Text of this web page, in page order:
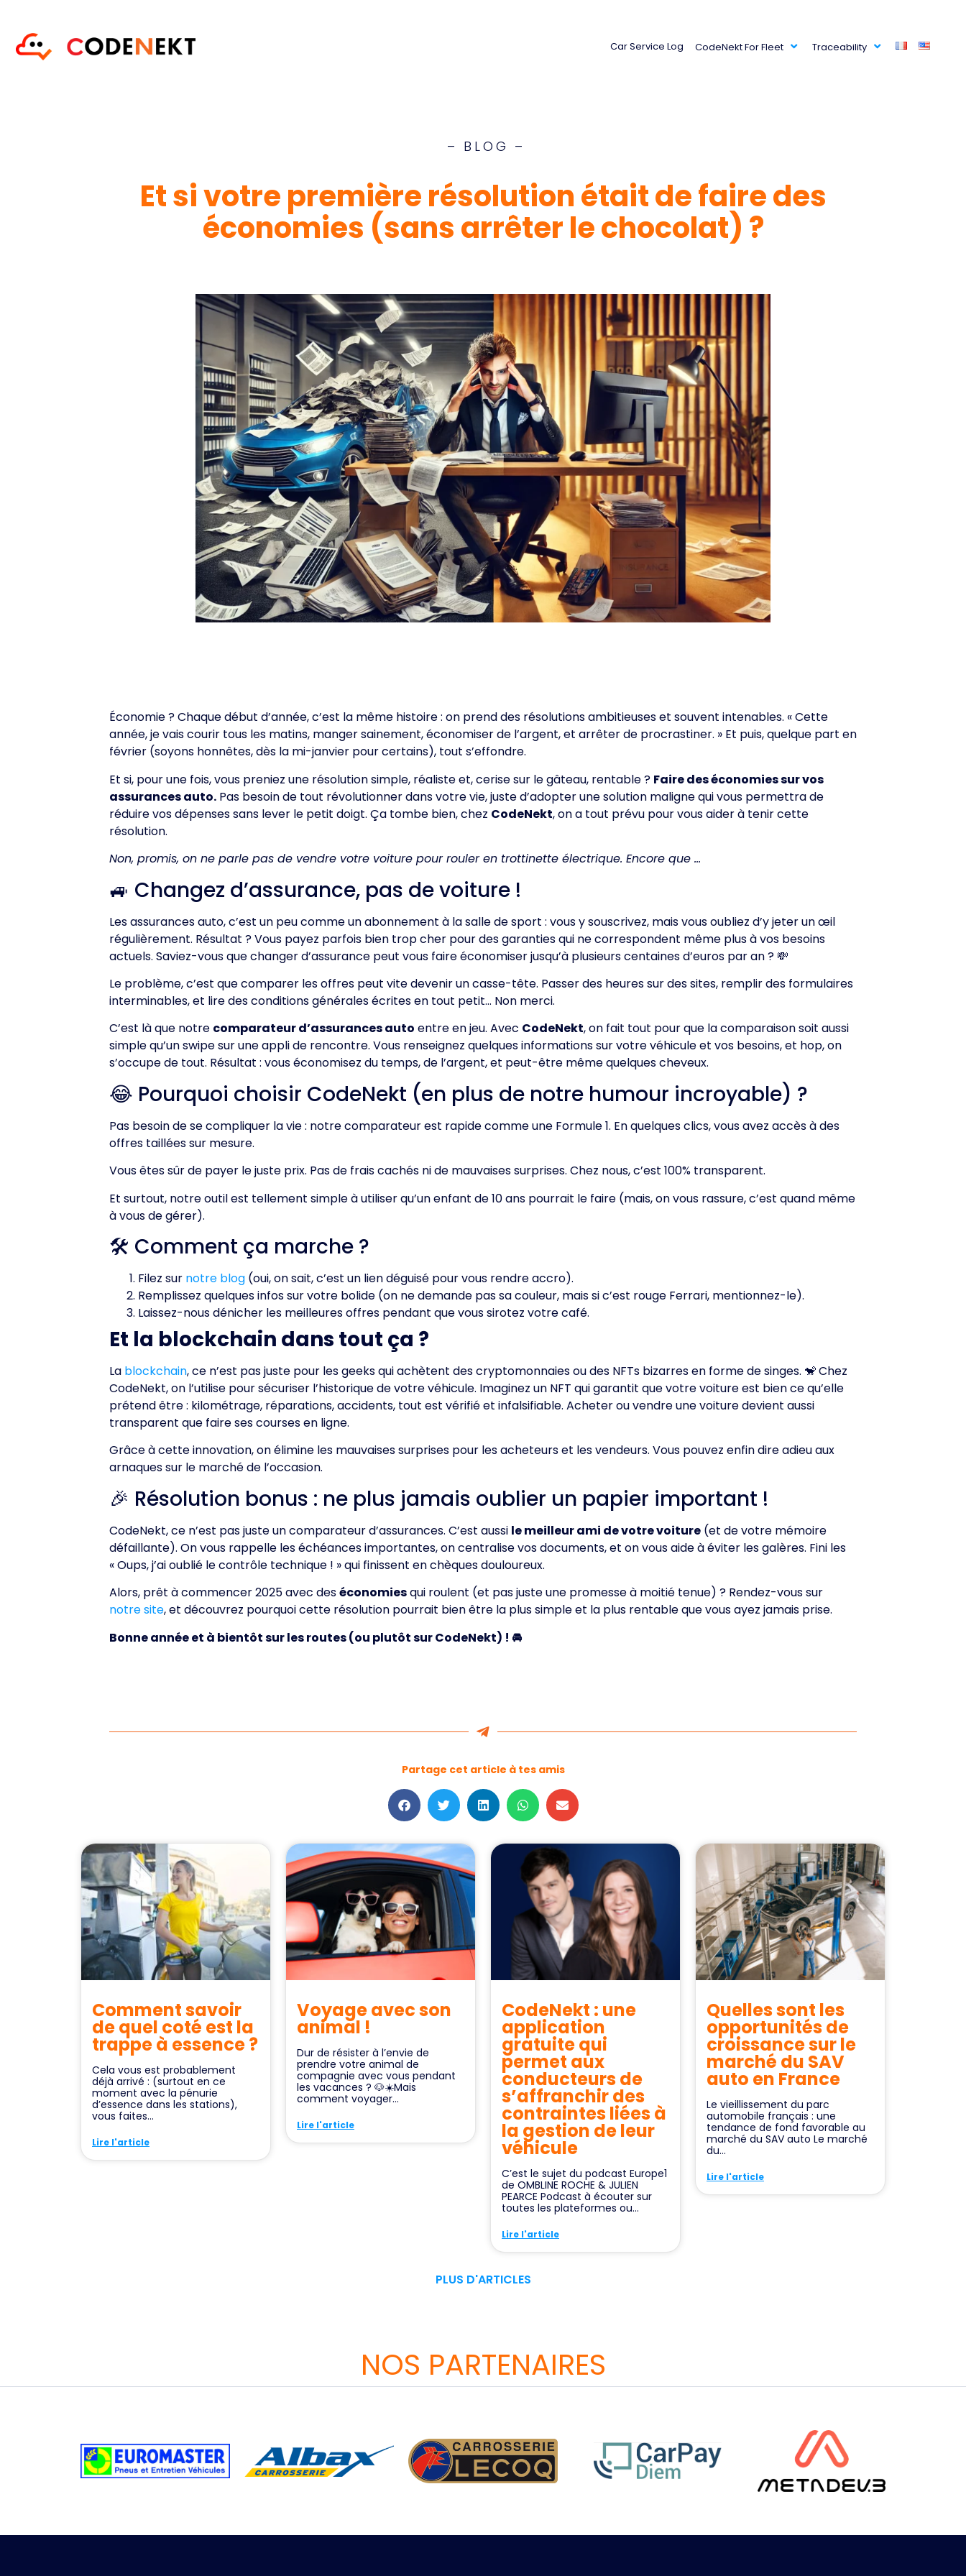
Car Service Log CodeNekt For Fleet Traceability
– BLOG –
Et si votre première résolution était de faire des
économies (sans arrêter le chocolat) ?
Économie ? Chaque début d’année, c’est la même histoire : on prend des résolutions ambitieuses et souvent intenables. « Cette
année, je vais courir tous les matins, manger sainement, économiser de l’argent, et arrêter de procrastiner. » Et puis, quelque part en
février (soyons honnêtes, dès la mi-janvier pour certains), tout s’effondre.
Et si, pour une fois, vous preniez une résolution simple, réaliste et, cerise sur le gâteau, rentable ? Faire des économies sur vos
assurances auto. Pas besoin de tout révolutionner dans votre vie, juste d’adopter une solution maligne qui vous permettra de
réduire vos dépenses sans lever le petit doigt. Ça tombe bien, chez CodeNekt, on a tout prévu pour vous aider à tenir cette
résolution.
Non, promis, on ne parle pas de vendre votre voiture pour rouler en trottinette électrique. Encore que …
🚙 Changez d’assurance, pas de voiture !
Les assurances auto, c’est un peu comme un abonnement à la salle de sport : vous y souscrivez, mais vous oubliez d’y jeter un œil
régulièrement. Résultat ? Vous payez parfois bien trop cher pour des garanties qui ne correspondent même plus à vos besoins
actuels. Saviez-vous que changer d’assurance peut vous faire économiser jusqu’à plusieurs centaines d’euros par an ? 💸
Le problème, c’est que comparer les offres peut vite devenir un casse-tête. Passer des heures sur des sites, remplir des formulaires
interminables, et lire des conditions générales écrites en tout petit… Non merci.
C’est là que notre comparateur d’assurances auto entre en jeu. Avec CodeNekt, on fait tout pour que la comparaison soit aussi
simple qu’un swipe sur une appli de rencontre. Vous renseignez quelques informations sur votre véhicule et vos besoins, et hop, on
s’occupe de tout. Résultat : vous économisez du temps, de l’argent, et peut-être même quelques cheveux.
😂 Pourquoi choisir CodeNekt (en plus de notre humour incroyable) ?
Pas besoin de se compliquer la vie : notre comparateur est rapide comme une Formule 1. En quelques clics, vous avez accès à des
offres taillées sur mesure.
Vous êtes sûr de payer le juste prix. Pas de frais cachés ni de mauvaises surprises. Chez nous, c’est 100% transparent.
Et surtout, notre outil est tellement simple à utiliser qu’un enfant de 10 ans pourrait le faire (mais, on vous rassure, c’est quand même
à vous de gérer).
🛠️ Comment ça marche ?
Filez sur notre blog (oui, on sait, c’est un lien déguisé pour vous rendre accro).
Remplissez quelques infos sur votre bolide (on ne demande pas sa couleur, mais si c’est rouge Ferrari, mentionnez-le).
Laissez-nous dénicher les meilleures offres pendant que vous sirotez votre café.
Et la blockchain dans tout ça ?
La blockchain, ce n’est pas juste pour les geeks qui achètent des cryptomonnaies ou des NFTs bizarres en forme de singes. 🐒 Chez
CodeNekt, on l’utilise pour sécuriser l’historique de votre véhicule. Imaginez un NFT qui garantit que votre voiture est bien ce qu’elle
prétend être : kilométrage, réparations, accidents, tout est vérifié et infalsifiable. Acheter ou vendre une voiture devient aussi
transparent que faire ses courses en ligne.
Grâce à cette innovation, on élimine les mauvaises surprises pour les acheteurs et les vendeurs. Vous pouvez enfin dire adieu aux
arnaques sur le marché de l’occasion.
🎉 Résolution bonus : ne plus jamais oublier un papier important !
CodeNekt, ce n’est pas juste un comparateur d’assurances. C’est aussi le meilleur ami de votre voiture (et de votre mémoire
défaillante). On vous rappelle les échéances importantes, on centralise vos documents, et on vous aide à éviter les galères. Fini les
« Oups, j’ai oublié le contrôle technique ! » qui finissent en chèques douloureux.
Alors, prêt à commencer 2025 avec deséconomiesqui roulent (et pas juste une promesse à moitié tenue) ? Rendez-vous sur
notre site, et découvrez pourquoi cette résolution pourrait bien être la plus simple et la plus rentable que vous ayez jamais prise.
Bonne année et à bientôt sur les routes (ou plutôt sur CodeNekt) ! 🚘
Partage cet article à tes amis
Comment savoir
de quel coté est la
trappe à essence ?
Cela vous est probablement
déjà arrivé : (surtout en ce
moment avec la pénurie
d’essence dans les stations),
vous faites...
Lire l'article
Voyage avec son
animal !
Dur de résister à l’envie de
prendre votre animal de
compagnie avec vous pendant
les vacances ? 🐶☀️Mais
comment voyager...
Lire l'article
CodeNekt : une
application
gratuite qui
permet aux
conducteurs de
s’affranchir des
contraintes liées à
la gestion de leur
véhicule
C’est le sujet du podcast Europe1
de OMBLINE ROCHE & JULIEN
PEARCE Podcast à écouter sur
toutes les plateformes ou...
Lire l'article
Quelles sont les
opportunités de
croissance sur le
marché du SAV
auto en France
Le vieillissement du parc
automobile français : une
tendance de fond favorable au
marché du SAV auto Le marché
du...
Lire l'article
PLUS D'ARTICLES
NOS PARTENAIRES